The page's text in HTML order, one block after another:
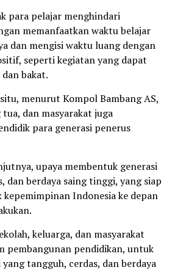
para pelajar menghindari
memanfaatkan waktu belajar
dan mengisi waktu luang dengan
seperti kegiatan yang dapat
bakat.
menurut Kompol Bambang AS,
dan masyarakat juga
para generasi penerus
upaya membentuk generasi
dan berdaya saing tinggi, yang siap
Indonesia ke depan
keluarga, dan masyarakat
pembangunan pendidikan, untuk
tangguh, cerdas, dan berdaya